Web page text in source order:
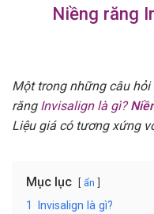
Niềng răng
Một trong những câu
răng Invisalign là gì?
Liệu giá có tương xứng
Mục lục ẩn
1
Invisalign là gì?